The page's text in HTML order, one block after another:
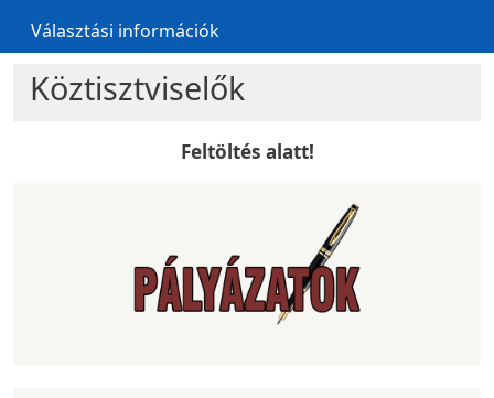
Választási információk
Köztisztviselők
Feltöltés alatt!